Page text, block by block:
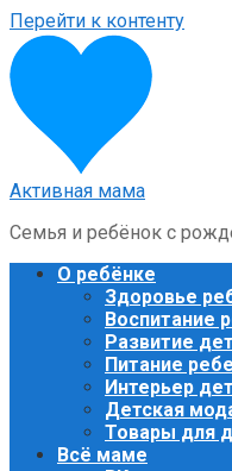
Перейти к контенту
Активная мама
Семья и ребёнок с
О ребёнке
Здоровье
Воспитание
Развитие
Питание
Интерьер
Детская
Товары для
Всё маме